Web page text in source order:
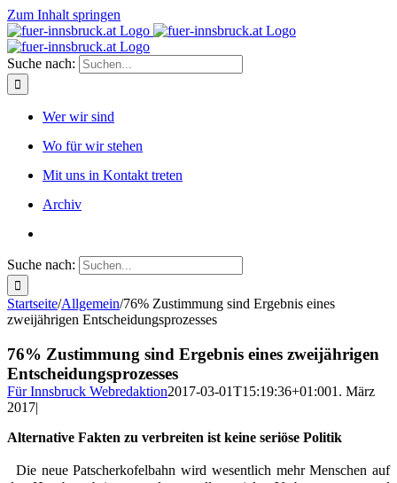
Zum Inhalt springen
Suche nach:
Wer wir sind
Wo für wir stehen
Mit uns in Kontakt treten
Archiv
Suche nach:
Startseite/Allgemein/76% Zustimmung sind Ergebnis eines
zweijährigen Entscheidungsprozesses
76% Zustimmung sind Ergebnis eines zweijährigen
Entscheidungsprozesses
Für Innsbruck Webredaktion2017-03-01T15:19:36+01:001. März
2017|
Alternative Fakten zu verbreiten ist keine seriöse Politik
Die neue Patscherkofelbahn wird wesentlich mehr Menschen auf